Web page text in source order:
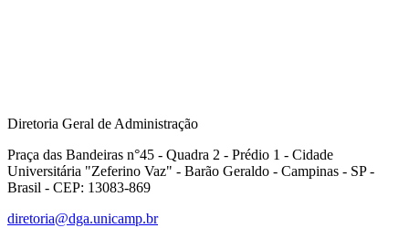
Diretoria Geral de Administração
Praça das Bandeiras n°45 - Quadra 2 - Prédio 1 - Cidade
Universitária "Zeferino Vaz" - Barão Geraldo - Campinas - SP -
Brasil - CEP: 13083-869
diretoria@dga.unicamp.br